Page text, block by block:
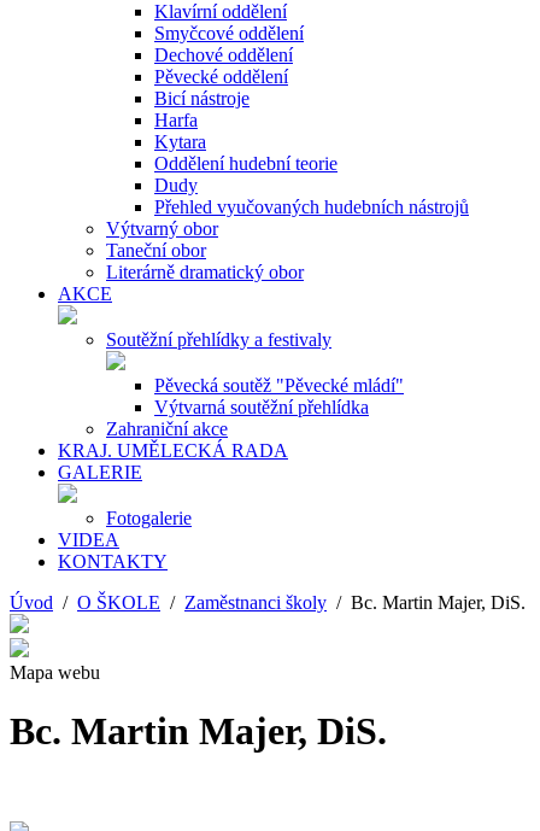
Klavírní oddělení
Smyčcové oddělení
Dechové oddělení
Pěvecké oddělení
Bicí nástroje
Harfa
Kytara
Oddělení hudební teorie
Dudy
Přehled vyučovaných hudebních nástrojů
Výtvarný obor
Taneční obor
Literárně dramatický obor
AKCE
Soutěžní přehlídky a festivaly
Pěvecká soutěž "Pěvecké mládí"
Výtvarná soutěžní přehlídka
Zahraniční akce
KRAJ. UMĚLECKÁ RADA
GALERIE
Fotogalerie
VIDEA
KONTAKTY
Úvod / O ŠKOLE / Zaměstnanci školy / Bc. Martin Majer, DiS.
Mapa webu
Bc. Martin Majer, DiS.